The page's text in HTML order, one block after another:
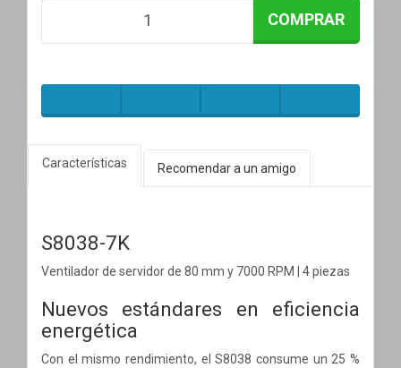
COMPRAR
Características Recomendar a un amigo
S8038-7K
Ventilador de servidor de 80 mm y 7000 RPM | 4 piezas
Nuevos estándares en eficiencia
energética
Con el mismo rendimiento, el S8038 consume un 25 %